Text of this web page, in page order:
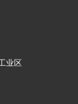
业区